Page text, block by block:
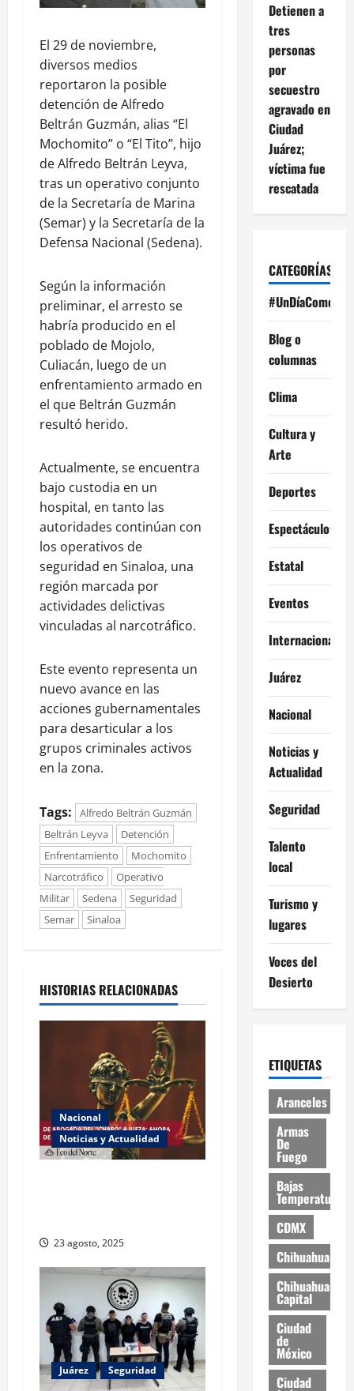
El 29 de noviembre,
diversos medios
reportaron la posible
detención de Alfredo
Beltrán Guzmán, alias “El
Mochomito” o “El Tito”, hijo
de Alfredo Beltrán Leyva,
tras un operativo conjunto
de la Secretaría de Marina
(Semar) y la Secretaría de la
Defensa Nacional (Sedena).
Según la información
preliminar, el arresto se
habría producido en el
poblado de Mojolo,
Culiacán, luego de un
enfrentamiento armado en
el que Beltrán Guzmán
resultó herido.
Actualmente, se encuentra
bajo custodia en un
hospital, en tanto las
autoridades continúan con
los operativos de
seguridad en Sinaloa, una
región marcada por
actividades delictivas
vinculadas al narcotráfico.
Este evento representa un
nuevo avance en las
acciones gubernamentales
para desarticular a los
grupos criminales activos
en la zona.
Tags:
Alfredo Beltrán Guzmán
Beltrán Leyva
Detención
Enfrentamiento
Mochomito
Narcotráfico
Operativo
Militar
Sedena
Seguridad
Semar
Sinaloa
HISTORIAS RELACIONADAS
Nacional
Noticias y Actualidad
23 agosto, 2025
Juárez Seguridad
Detienen a
tres
personas
por
secuestro
agravado en
Ciudad
Juárez;
víctima fue
rescatada
CATEGORÍAS
#UnDíaComoHoy
Blog o
columnas
Clima
Cultura y
Arte
Deportes
Espectáculos
Estatal
Eventos
Internacional
Juárez
Nacional
Noticias y
Actualidad
Seguridad
Talento
local
Turismo y
lugares
Voces del
Desierto
ETIQUETAS
Aranceles
Armas
De
Fuego
Bajas
Temperaturas
CDMX
Chihuahua
Chihuahua
Capital
Ciudad
de
México
Ciudad